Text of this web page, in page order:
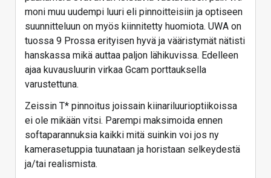
moni muu uudempi luuri eli pinnoitteisiin ja optiseen
suunnitteluun on myös kiinnitetty huomiota. UWA on
tuossa 9 Prossa erityisen hyvä ja vääristymät nätisti
hanskassa mikä auttaa paljon lähikuvissa. Edelleen
ajaa kuvausluurin virkaa Gcam porttauksella
varustettuna.
Zeissin T* pinnoitus joissain kiinariluurioptiikoissa
ei ole mikään vitsi. Parempi maksimoida ennen
softaparannuksia kaikki mitä suinkin voi jos ny
kamerasetuppia tuunataan ja horistaan selkeydestä
ja/tai realismista.